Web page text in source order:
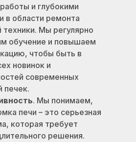
и глубокими
в области ремонта
техники. Мы регулярно
обучение и повышаем
чтобы быть в
новинок и
современных
печек.
. Мы понимаем,
печи – это серьезная
которая требует
решения.